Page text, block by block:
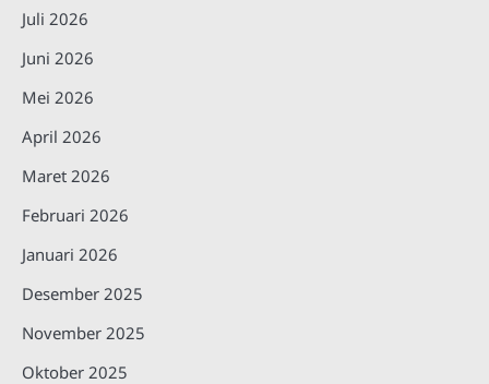
Juli 2026
Juni 2026
Mei 2026
April 2026
Maret 2026
Februari 2026
Januari 2026
Desember 2025
November 2025
Oktober 2025